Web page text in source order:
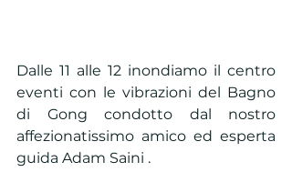
Dalle 11 alle 12 inondiamo il centro
eventi con le vibrazioni del Bagno
di Gong condotto dal nostro
affezionatissimo amico ed esperta
guida Adam Saini .